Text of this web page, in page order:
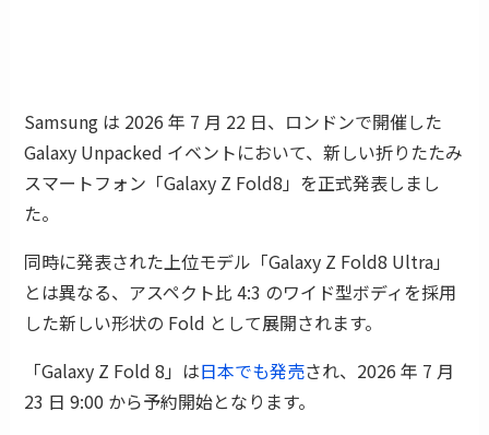
Samsung は 2026 年 7 月 22 日、ロンドンで開催した
Galaxy Unpacked イベントにおいて、新しい折りたたみ
スマートフォン「Galaxy Z Fold8」を正式発表しまし
た。
同時に発表された上位モデル「Galaxy Z Fold8 Ultra」
とは異なる、アスペクト比 4:3 のワイド型ボディを採用
した新しい形状の Fold として展開されます。
「Galaxy Z Fold 8」は日本でも発売され、2026 年 7 月
23 日 9:00 から予約開始となります。